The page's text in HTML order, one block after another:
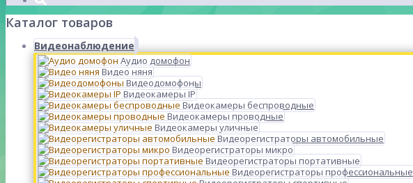
Каталог товаров
Видеонаблюдение
Аудио домофон
Видео няня
Видеодомофоны
Видеокамеры IP
Видеокамеры беспроводные
Видеокамеры проводные
Видеокамеры уличные
Видеорегистраторы автомобильные
Видеорегистраторы микро
Видеорегистраторы портативные
Видеорегистраторы профессиональные